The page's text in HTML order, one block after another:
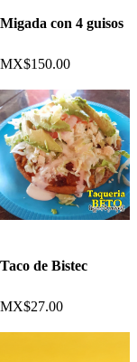
Migada con 4 guisos
MX$150.00
Taco de Bistec
MX$27.00